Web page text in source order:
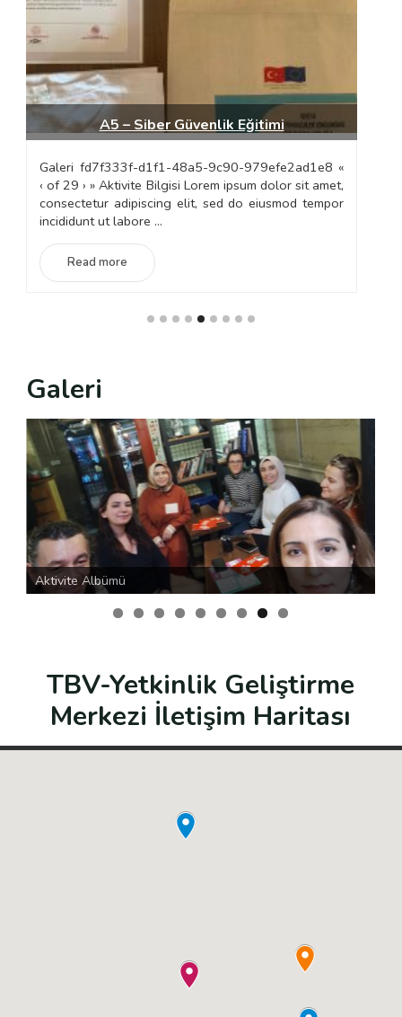
A5 – Siber Güvenlik Eğitimi
Galeri fd7f333f-d1f1-48a5-9c90-979efe2ad1e8 «
‹ of 29 › » Aktivite Bilgisi Lorem ipsum dolor sit amet,
consectetur adipiscing elit, sed do eiusmod tempor
incididunt ut labore ...
Read more
Galeri
Aktivite Albümü
TBV-Yetkinlik Geliştirme
Merkezi İletişim Haritası